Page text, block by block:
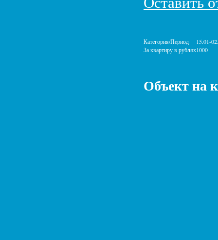
Категория/Период
15.01-
За квартиру в рублях1000
Объект на